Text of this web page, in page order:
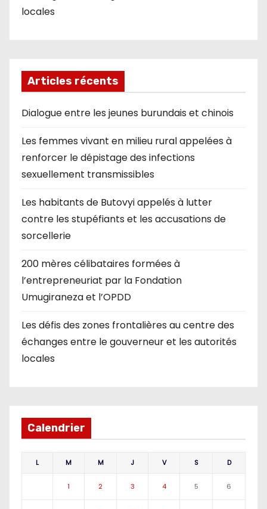
locales
Articles récents
Dialogue entre les jeunes burundais et chinois
Les femmes vivant en milieu rural appelées à
renforcer le dépistage des infections
sexuellement transmissibles
Les habitants de Butovyi appelés à lutter
contre les stupéfiants et les accusations de
sorcellerie
200 mères célibataires formées à
l’entrepreneuriat par la Fondation
Umugiraneza et l’OPDD
Les défis des zones frontalières au centre des
échanges entre le gouverneur et les autorités
locales
Calendrier
L M M J V S D
1 2 3 4 5 6